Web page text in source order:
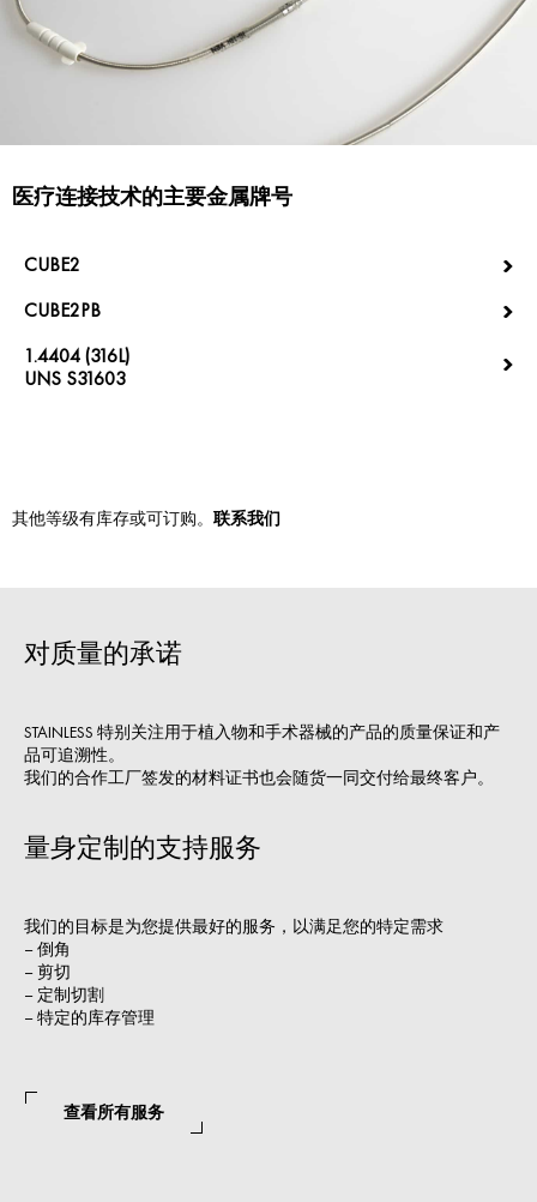
医疗连接技术的主要金属牌号
CUBE2
CUBE2PB
1.4404 (316L)
UNS S31603
其他等级有库存或可订购。 联系我们
对质量的承诺
STAINLESS 特别关注用于植入物和手术器械的产品的质量保证和产
品可追溯性。
我们的合作工厂签发的材料证书也会随货一同交付给最终客户。
量身定制的支持服务
我们的目标是为您提供最好的服务，以满足您的特定需求
– 倒角
– 剪切
– 定制切割
– 特定的库存管理
查看所有服务